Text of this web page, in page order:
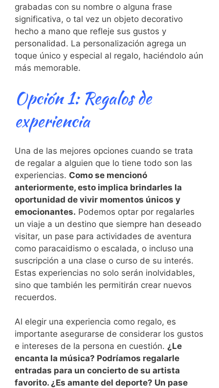
‍grabadas con⁣ su nombre ​o alguna‌ frase⁤
significativa, o tal vez un objeto decorativo
hecho a‌ mano que refleje sus gustos y
personalidad. La personalización agrega un
toque único ⁢y especial al ⁤regalo,⁣ haciéndolo ​aún
más memorable.
Opción 1: Regalos de
‌experiencia
Una de las mejores opciones cuando se‍ trata
de regalar ⁣a alguien que lo tiene todo son las
experiencias. Como se⁣ mencionó
anteriormente, esto implica brindarles ⁢la‌
oportunidad de vivir ‍momentos únicos y
emocionantes. Podemos optar por regalarles​
un viaje ⁣a un destino que siempre han deseado
visitar, un pase para ​actividades de aventura
como paracaidismo o escalada, o incluso una
suscripción a una clase o curso⁢ de su interés.
Estas ⁢experiencias no solo serán ⁤inolvidables,
sino que también les permitirán crear ‍nuevos
recuerdos.
Al elegir una experiencia como regalo, es
importante⁣ asegurarse de ‌considerar los gustos
e intereses de la persona en cuestión. ¿Le
encanta la⁢ música? Podríamos regalarle
⁢entradas para un⁢ concierto de⁣ su artista
favorito. ¿Es ​amante del deporte? Un pase